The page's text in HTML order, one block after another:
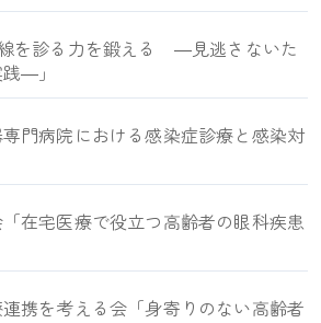
を診る力を鍛える ―見逃さないた
―」
門病院における感染症診療と感染対
在宅医療で役立つ高齢者の眼科疾患
携を考える会「身寄りのない高齢者